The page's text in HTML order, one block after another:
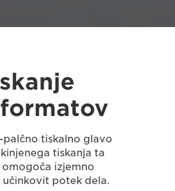
palčno tiskalno glavo
tiskanja ta
izjemno
potek dela.